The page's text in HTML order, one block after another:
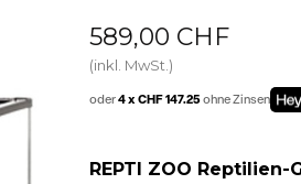
589,00 CHF
(inkl. MwSt.)
oder4 x CHF 147.25ohne Zinsen
REPTI ZOO Reptilien-